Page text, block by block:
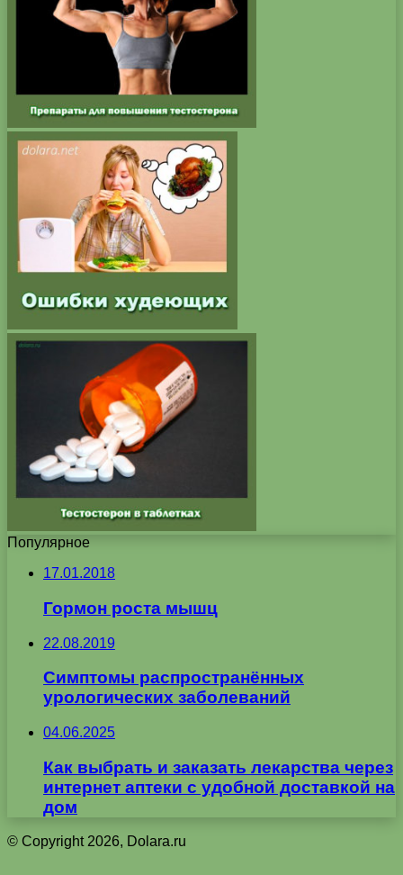
Популярное
17.01.2018
Гормон роста мышц
22.08.2019
Симптомы распространённых
урологических заболеваний
04.06.2025
Как выбрать и заказать лекарства через
интернет аптеки с удобной доставкой на
дом
© Copyright 2026, Dolara.ru